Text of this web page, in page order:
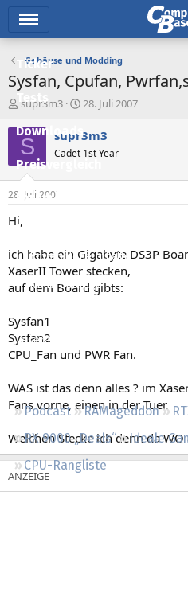
Ticker
Tests
Downloads
Preisvergleich
Forum
Aktuelles
Empfohlene Inhalte
Neue Beiträge
Leserartikel
Podcast RAMageddon
RX 9000 „Deals“
Ideale
CPU-Rangliste
Gehäuse und Modding
Sysfan, Cpufan,
E
s
t
e
e
supr3m3
E
s
e
t
28. Juli 2007
S supr3m3
Cadet 1st Year
28. Juli 2007
Hi,
ich habe ein Gigabyte DS3P
XaserII Tower stecken,
auf dem Board gibts:
Sysfan1
Sysfan2
CPU_Fan und PWR Fan.
WAS ist das denn alles ? im
Fans vorne, einen in der Tuer.
Welchen Stecke ich denn da WO